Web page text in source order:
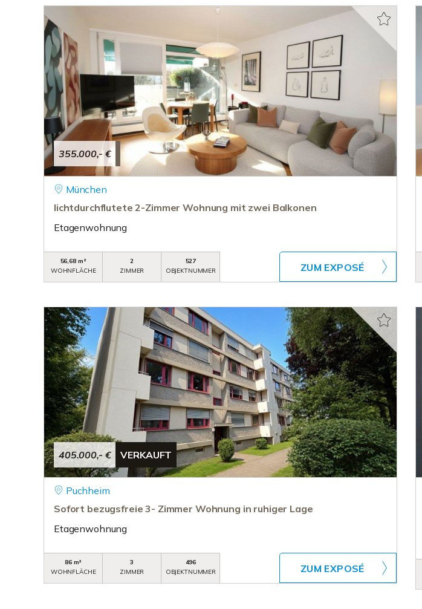
355.000,- €
München
lichtdurchflutete 2-Zimmer Wohnung mit zwei Balkonen
Etagenwohnung
56,68 m²
WOHNFLÄCHE
2
ZIMMER
527
OBJEKTNUMMER
ZUM EXPOSÉ
405.000,- € VERKAUFT
Puchheim
Sofort bezugsfreie 3- Zimmer Wohnung in ruhiger Lage
Etagenwohnung
86 m²
WOHNFLÄCHE
3
ZIMMER
496
OBJEKTNUMMER
ZUM EXPOSÉ